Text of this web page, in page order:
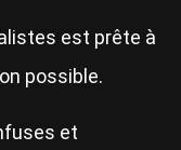
est prête à
possible.
et